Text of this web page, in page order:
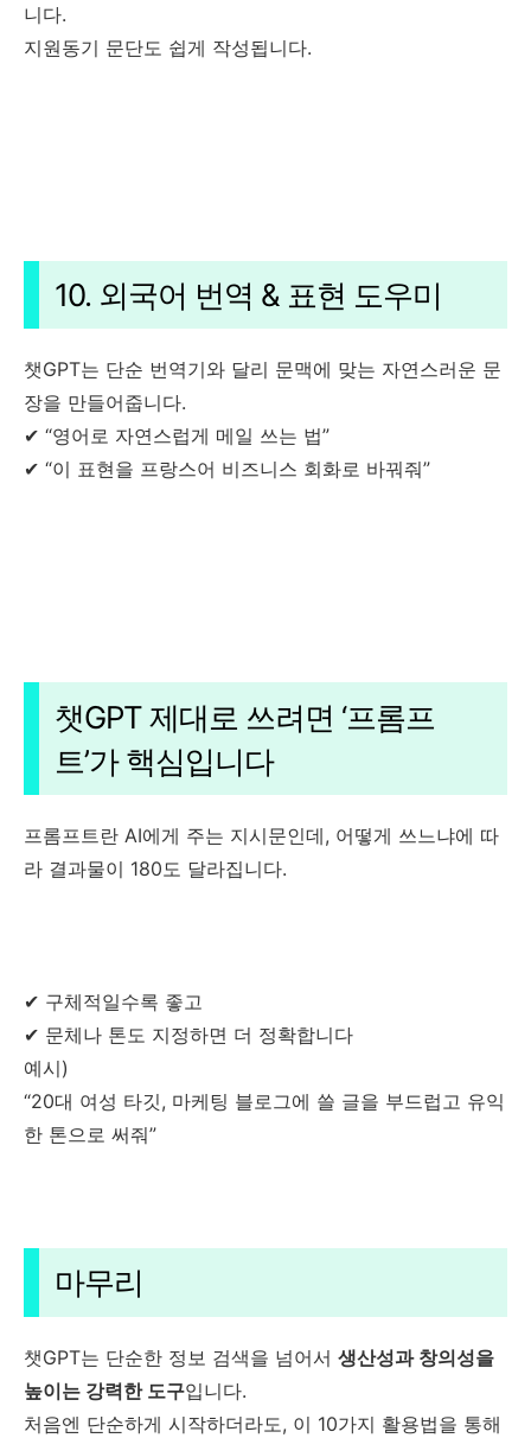
니다.
지원동기 문단도 쉽게 작성됩니다.
10. 외국어 번역 & 표현 도우미
챗GPT는 단순 번역기와 달리 문맥에 맞는 자연스러운 문
장을 만들어줍니다.
✔ “영어로 자연스럽게 메일 쓰는 법”
✔ “이 표현을 프랑스어 비즈니스 회화로 바꿔줘”
챗GPT 제대로 쓰려면 ‘프롬프
트’가 핵심입니다
프롬프트란 AI에게 주는 지시문인데, 어떻게 쓰느냐에 따
라 결과물이 180도 달라집니다.
✔ 구체적일수록 좋고
✔ 문체나 톤도 지정하면 더 정확합니다
예시)
“20대 여성 타깃, 마케팅 블로그에 쓸 글을 부드럽고 유익
한 톤으로 써줘”
마무리
챗GPT는 단순한 정보 검색을 넘어서 생산성과 창의성을
높이는 강력한 도구입니다.
처음엔 단순하게 시작하더라도, 이 10가지 활용법을 통해